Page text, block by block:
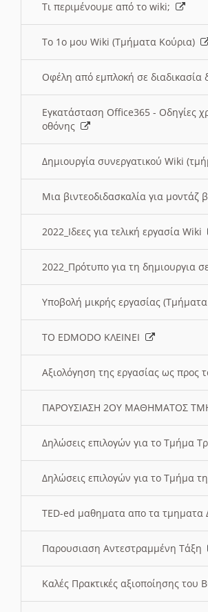
Τι περιμένουμε από το wiki;
Το 1ο μου Wiki (Τμήματα Κούρια)
Οφέλη από εμπλοκή σε
Εγκατάσταση Office365 - Οδηγίες
οθόνης
Δημιουργία συνεργατικού Wiki
Μια βιντεοδιδασκαλία για
2022_Ιδεες για τελική εργασία Wiki
2022_Πρότυπο για τη δημιουργια
Υποβολή μικρής εργασίας
ΤΟ EDMODO ΚΛΕΙΝΕΙ
Αξιολόγηση της εργασίας ως
ΠΑΡΟΥΣΙΑΣΗ 2ΟΥ ΜΑΘΗΜΑΤΟΣ
Δηλώσεις επιλογών για το Τμήμα
Δηλώσεις επιλογών για το Τμήμα
TED-ed μαθηματα απο τα τμηματα
Παρουσιαση Αντεστραμμένη Τάξη
Καλές Πρακτικές αξιοποίησης του